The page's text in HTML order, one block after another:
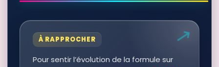
À RAPPROCHER
Pour sentir l’évolution de la formule sur